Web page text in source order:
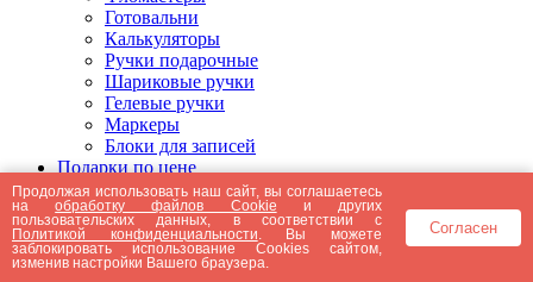
Готовальни
Калькуляторы
Ручки подарочные
Шариковые ручки
Гелевые ручки
Маркеры
Блоки для записей
Подарки по цене
Подарки от 5000 рублей
Подарки до 5000 рублей
Подарки до 3000 рублей
Подарки до 2000 рублей
Подарки до 1000 рублей
Продолжая использовать наш сайт, вы соглашаетесь
наобработку файлов Cookie и других
пользовательских данных, в соответствии с
Политикой конфиденциальности . Вы можете
заблокировать использование Cookies сайтом,
изменив настройки Вашего браузера.
Согласен